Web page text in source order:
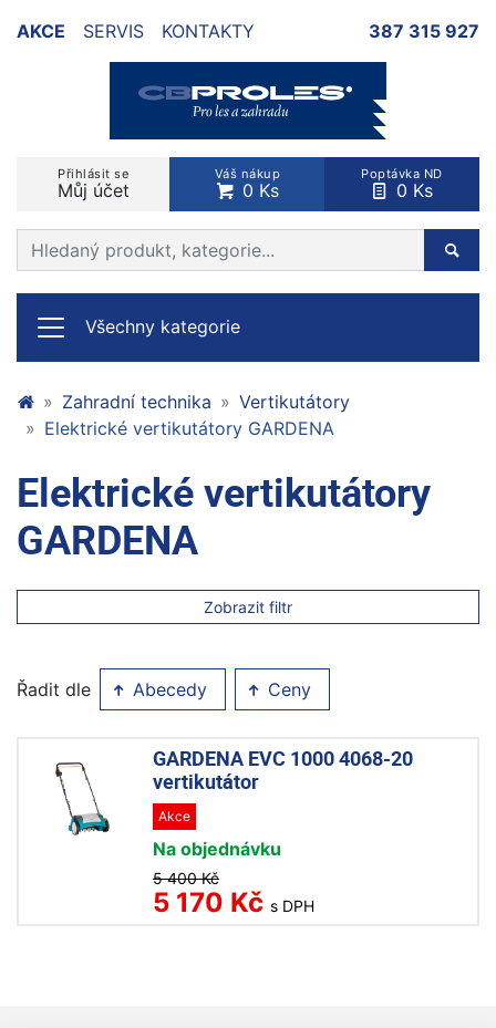
AKCE SERVIS KONTAKTY 387 315 927
Přihlásit se
Můj účet
Váš nákup
0 Ks
Poptávka ND
0 Ks
Prohledat web
Všechny kategorie
Zahradní technika
Vertikutátory
Elektrické vertikutátory GARDENA
Elektrické vertikutátory
GARDENA
Zobrazit filtr
Řadit dle Abecedy Ceny
GARDENA EVC 1000 4068-20
vertikutátor
Akce
Na objednávku
5 400 Kč
5 170 Kč s DPH